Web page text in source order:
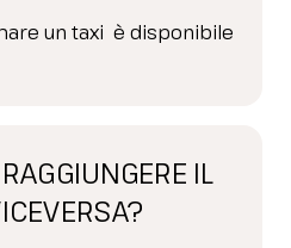
un taxi è disponibile
IL